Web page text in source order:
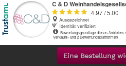
Eine Bestellung